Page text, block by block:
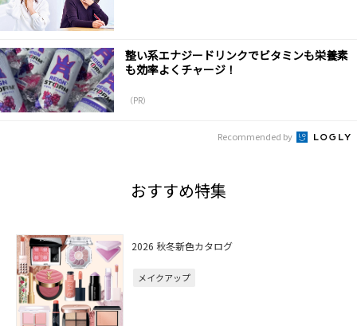
整い系エナジードリンクでビタミンも栄養素
も効率よくチャージ！
（PR）
Recommended by
おすすめ特集
2026 秋冬新色カタログ
メイクアップ